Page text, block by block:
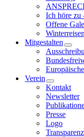
Ich höre zu
Offene
Mitgestalten
Verein
Kontakt
Newsletter
Presse
Logo
Transparenz